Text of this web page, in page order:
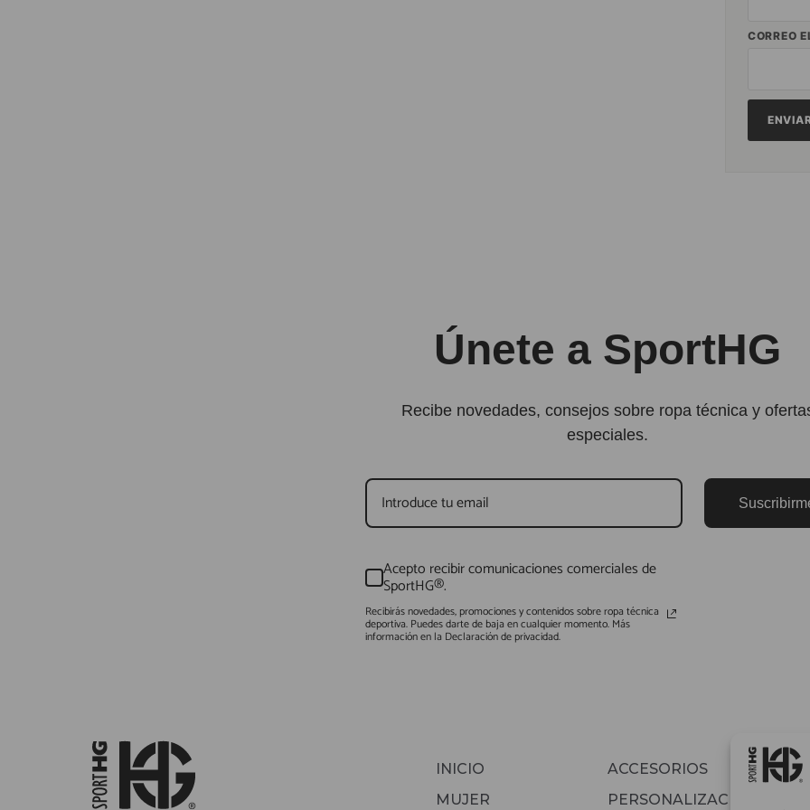
CORREO
Únete a SportHG
Recibe novedades, consejos sobre ropa técnica y
especiales.
Acepto recibir comunicaciones comerciales de
SportHG®.
Recibirás novedades, promociones y contenidos sobre ropa técnica
deportiva. Puedes darte de baja en cualquier momento. Más
información en la Declaración de privacidad.
INICIO
MUJER
ACCESORIOS
PERSONALIZACIONES